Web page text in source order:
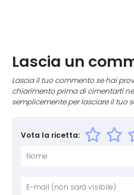
Lascia un
Lascia il tuo commento se hai
chiarimento prima di cimentarti
semplicemente per lasciare il tuo
Vota la ricetta: